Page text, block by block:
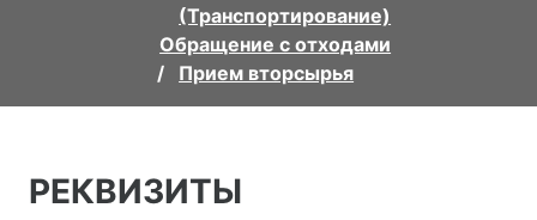
(Транспортирование)
Обращение с отходами
Прием вторсырья
РЕКВИЗИТЫ